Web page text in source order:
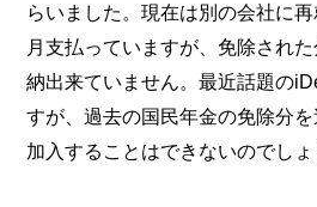
らいました。現在は別の会社に
月支払っていますが、免除され
納出来ていません。最近話題の
すが、過去の国民年金の免除分
加入することはできないのでしょ